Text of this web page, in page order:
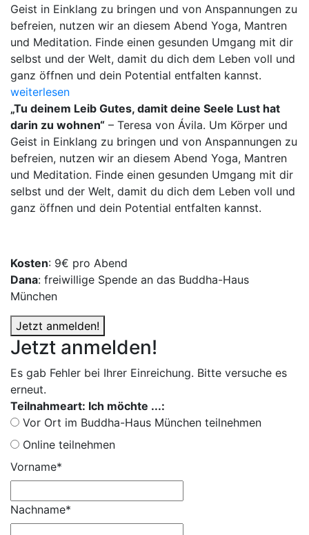
Geist in Einklang zu bringen und von Anspannungen zu
befreien, nutzen wir an diesem Abend Yoga, Mantren
und Meditation. Finde einen gesunden Umgang mit dir
selbst und der Welt, damit du dich dem Leben voll und
ganz öffnen und dein Potential entfalten kannst.
weiterlesen
„Tu deinem Leib Gutes, damit deine Seele Lust hat
darin zu wohnen“ – Teresa von Ávila. Um Körper und
Geist in Einklang zu bringen und von Anspannungen zu
befreien, nutzen wir an diesem Abend Yoga, Mantren
und Meditation. Finde einen gesunden Umgang mit dir
selbst und der Welt, damit du dich dem Leben voll und
ganz öffnen und dein Potential entfalten kannst.
Kosten: 9€ pro Abend
Dana: freiwillige Spende an das Buddha-Haus
München
Jetzt anmelden!
Jetzt anmelden!
Es gab Fehler bei Ihrer Einreichung. Bitte versuche es
erneut.
Teilnahmeart: Ich möchte ...:
Vor Ort im Buddha-Haus München teilnehmen
Online teilnehmen
Vorname*
Nachname*